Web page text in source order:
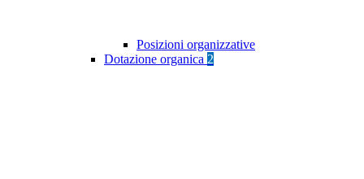
Posizioni organizzative
Dotazione organica 2